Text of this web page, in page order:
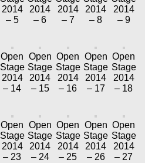
2014
– 5
2014
– 6
2014
– 7
2014
– 8
2014
– 9
Open
Stage
2014
– 14
Open
Stage
2014
– 15
Open
Stage
2014
– 16
Open
Stage
2014
– 17
Open
Stage
2014
– 18
Open
Stage
2014
– 23
Open
Stage
2014
– 24
Open
Stage
2014
– 25
Open
Stage
2014
– 26
Open
Stage
2014
– 27